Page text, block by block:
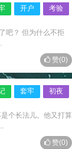
开户 考验
吧？ 但为什么不拒
赞(0)
套牢 初夜
个长法儿。他又打算
赞(0)